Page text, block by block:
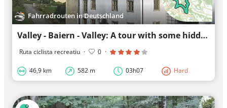
Fahrradrouten in Deutschland
Valley - Baiern - Valley: A tour with some hidden gradient
Ruta ciclista recreatiu · 0 ·
46,9 km 582 m 03h07 Hard